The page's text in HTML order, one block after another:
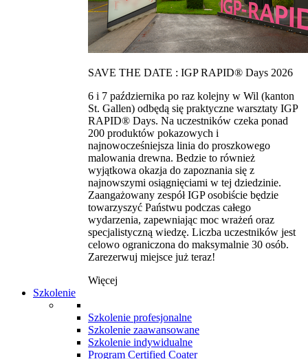
SAVE THE DATE : IGP RAPID® Days 2026
6 i 7 października po raz kolejny w Wil (kanton
St. Gallen) odbędą się praktyczne warsztaty IGP
RAPID® Days. Na uczestników czeka ponad
200 produktów pokazowych i
najnowocześniejsza linia do proszkowego
malowania drewna. Bedzie to również
wyjątkowa okazja do zapoznania się z
najnowszymi osiągnięciami w tej dziedzinie.
Zaangażowany zespół IGP osobiście będzie
towarzyszyć Państwu podczas całego
wydarzenia, zapewniając moc wrażeń oraz
specjalistyczną wiedzę. Liczba uczestników jest
celowo ograniczona do maksymalnie 30 osób.
Zarezerwuj miejsce już teraz!
Więcej
Szkolenie
Szkolenie profesjonalne
Szkolenie zaawansowane
Szkolenie indywidualne
Program Certified Coater